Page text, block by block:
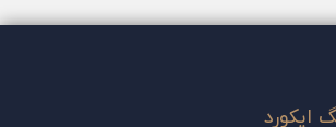
ایکورد